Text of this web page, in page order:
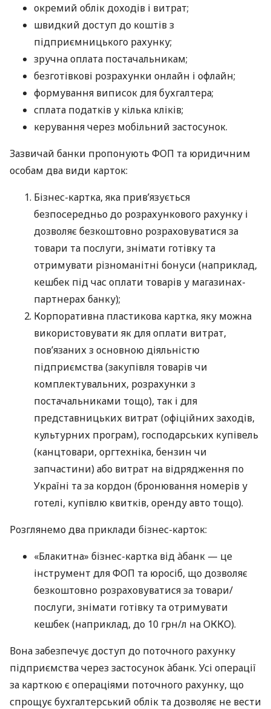
окремий облік доходів і витрат;
швидкий доступ до коштів з
підприємницького рахунку;
зручна оплата постачальникам;
безготівкові розрахунки онлайн і офлайн;
формування виписок для бухгалтера;
сплата податків у кілька кліків;
керування через мобільний застосунок.
Зазвичай банки пропонують ФОП та юридичним
особам два види карток:
Бізнес-картка, яка прив’язується
безпосередньо до розрахункового рахунку і
дозволяє безкоштовно розраховуватися за
товари та послуги, знімати готівку та
отримувати різноманітні бонуси (наприклад,
кешбек під час оплати товарів у магазинах-
партнерах банку);
Корпоративна пластикова картка, яку можна
використовувати як для оплати витрат,
пов’язаних з основною діяльністю
підприємства (закупівля товарів чи
комплектувальних, розрахунки з
постачальниками тощо), так і для
представницьких витрат (офіційних заходів,
культурних програм), господарських купівель
(канцтовари, оргтехніка, бензин чи
запчастини) або витрат на відрядження по
Україні та за кордон (бронювання номерів у
готелі, купівлю квитків, оренду авто тощо).
Розглянемо два приклади бізнес-карток:
«Блакитна» бізнес-картка від àбанк — це
інструмент для ФОП та юросіб, що дозволяє
безкоштовно розраховуватися за товари/
послуги, знімати готівку та отримувати
кешбек (наприклад, до 10 грн/л на ОККО).
Вона забезпечує доступ до поточного рахунку
підприємства через застосунок àбанк. Усі операції
за карткою є операціями поточного рахунку, що
спрощує бухгалтерський облік та дозволяє не вести